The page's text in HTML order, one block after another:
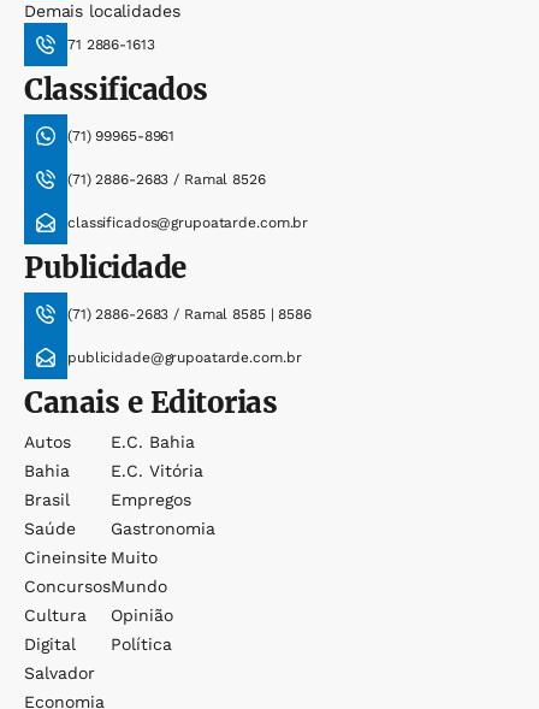
Demais localidades
71 2886-1613
Classificados
(71) 99965-8961
(71) 2886-2683 / Ramal 8526
classificados@grupoatarde.com.br
Publicidade
(71) 2886-2683 / Ramal 8585 | 8586
publicidade@grupoatarde.com.br
Canais e Editorias
Autos
Bahia
Brasil
Saúde
Cineinsite
Concursos
Cultura
Digital
Salvador
Economia
E.c. Bahia
E.c. Vitória
Empregos
Gastronomia
Muito
Mundo
Opinião
Política